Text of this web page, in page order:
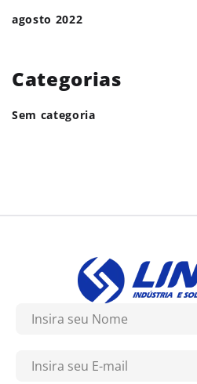
agosto 2022
Categorias
Sem categoria